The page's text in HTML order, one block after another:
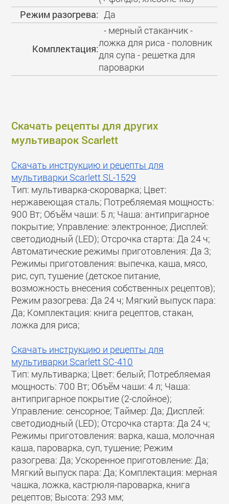
Режим разогрева: Да
Комплектация:
- мерный стаканчик -
ложка для риса - половник
для супа - решетка для
пароварки
Скачать рецепты для других
мультиварок Scarlett
Скачать инструкцию и рецепты для
мультиварки Scarlett SL-1529
Тип: мультиварка-скороварка; Цвет:
нержавеющая сталь; Потребляемая мощность:
900 Вт; Объём чаши: 5 л; Чаша: антипригарное
покрытие; Управление: электронное; Дисплей:
светодиодный (LED); Отсрочка старта: Да 24 ч;
Автоматические режимы приготовления: Да 3;
Режимы приготовления: выпечка, каша, мясо,
рис, суп, тушение (детское питание,
возможность внесения собственных рецептов);
Режим разогрева: Да 24 ч; Мягкий выпуск пара:
Да; Комплектация: книга рецептов, стакан,
ложка для риса;
Скачать инструкцию и рецепты для
мультиварки Scarlett SC-410
Тип: мультиварка; Цвет: белый; Потребляемая
мощность: 700 Вт; Объём чаши: 4 л; Чаша:
антипригарное покрытие (2-слойное);
Управление: сенсорное; Таймер: Да; Дисплей:
светодиодный (LED); Отсрочка старта: Да 24 ч;
Режимы приготовления: варка, каша, молочная
каша, пароварка, суп, тушение; Режим
разогрева: Да; Ускоренное приготовление: Да;
Мягкий выпуск пара: Да; Комплектация: мерная
чашка, ложка, кастрюля-пароварка, книга
рецептов; Высота: 293 мм;